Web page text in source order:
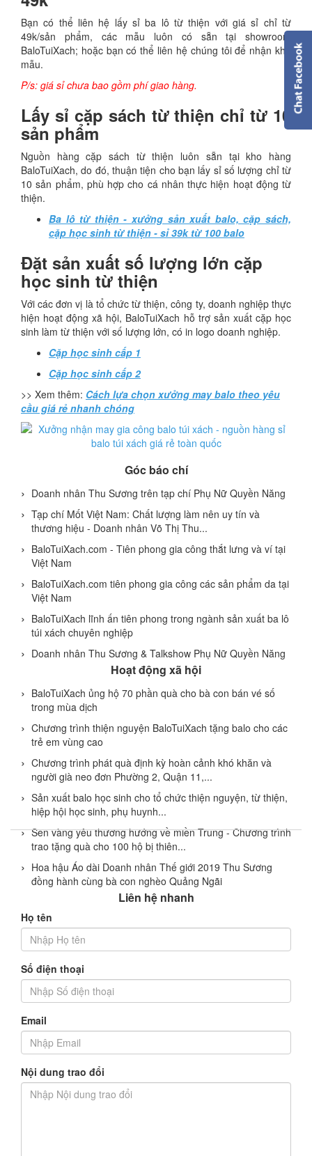
Bạn có thể liên hệ lấy sỉ ba lô từ thiện với giá sỉ chỉ từ
49k/sản phẩm, các mẫu luôn có sẵn tại showroom
BaloTuiXach; hoặc bạn có thể liên hệ chúng tôi để nhận kho
mẫu.
P/s: giá sỉ chưa bao gồm phí giao hàng.
Lấy sỉ cặp sách từ thiện chỉ từ 10
sản phẩm
Nguồn hàng cặp sách từ thiện luôn sẵn tại kho hàng
BaloTuiXach, do đó, thuận tiện cho bạn lấy sỉ số lượng chỉ từ
10 sản phẩm, phù hợp cho cá nhân thực hiện hoạt động từ
thiện.
Ba lô từ thiện - xưởng sản xuất balo, cặp sách,
cặp học sinh từ thiện - sỉ 39k từ 100 balo
Đặt sản xuất số lượng lớn cặp
học sinh từ thiện
Với các đơn vị là tổ chức từ thiện, công ty, doanh nghiệp thực
hiện hoạt động xã hội, BaloTuiXach hỗ trợ sản xuất cặp học
sinh làm từ thiện với số lượng lớn, có in logo doanh nghiệp.
Cặp học sinh cấp 1
Cặp học sinh cấp 2
>> Xem thêm: Cách lựa chọn xưởng may balo theo yêu
cầu giá rẻ nhanh chóng
Góc báo chí
Doanh nhân Thu Sương trên tạp chí Phụ Nữ Quyền Năng
Tạp chí Mốt Việt Nam: Chất lượng làm nên uy tín và
thương hiệu - Doanh nhân Võ Thị Thu...
BaloTuiXach.com - Tiên phong gia công thắt lưng và ví tại
Việt Nam
BaloTuiXach.com tiên phong gia công các sản phẩm da tại
Việt Nam
BaloTuiXach lĩnh ấn tiên phong trong ngành sản xuất ba lô
túi xách chuyên nghiệp
Doanh nhân Thu Sương & Talkshow Phụ Nữ Quyền Năng
Hoạt động xã hội
BaloTuiXach ủng hộ 70 phần quà cho bà con bán vé số
trong mùa dịch
Chương trình thiện nguyện BaloTuiXach tặng balo cho các
trẻ em vùng cao
Chương trình phát quà định kỳ hoàn cảnh khó khăn và
người già neo đơn Phường 2, Quận 11,...
Sản xuất balo học sinh cho tổ chức thiện nguyện, từ thiện,
hiệp hội học sinh, phụ huynh...
Sen vàng yêu thương hướng về miền Trung - Chương trình
trao tặng quà cho 100 hộ bị thiên...
Hoa hậu Áo dài Doanh nhân Thế giới 2019 Thu Sương
đồng hành cùng bà con nghèo Quảng Ngãi
Liên hệ nhanh
Họ tên
Số điện thoại
Email
Nội dung trao đổi